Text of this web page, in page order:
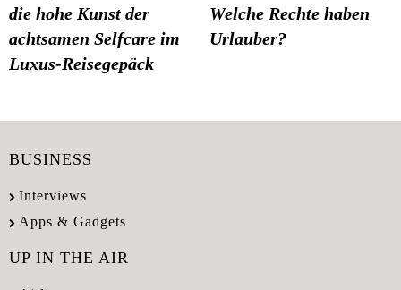
die hohe Kunst der
achtsamen Selfcare im
Luxus-Reisegepäck
Welche Rechte haben
Urlauber?
BUSINESS
Interviews
Apps & Gadgets
UP IN THE AIR